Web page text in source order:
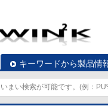
キーワードから製品情